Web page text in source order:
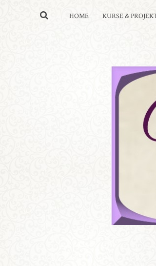
HOME KURSE &